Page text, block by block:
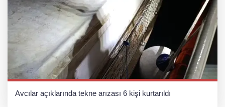
Avcılar açıklarında tekne arızası 6 kişi kurtarıldı